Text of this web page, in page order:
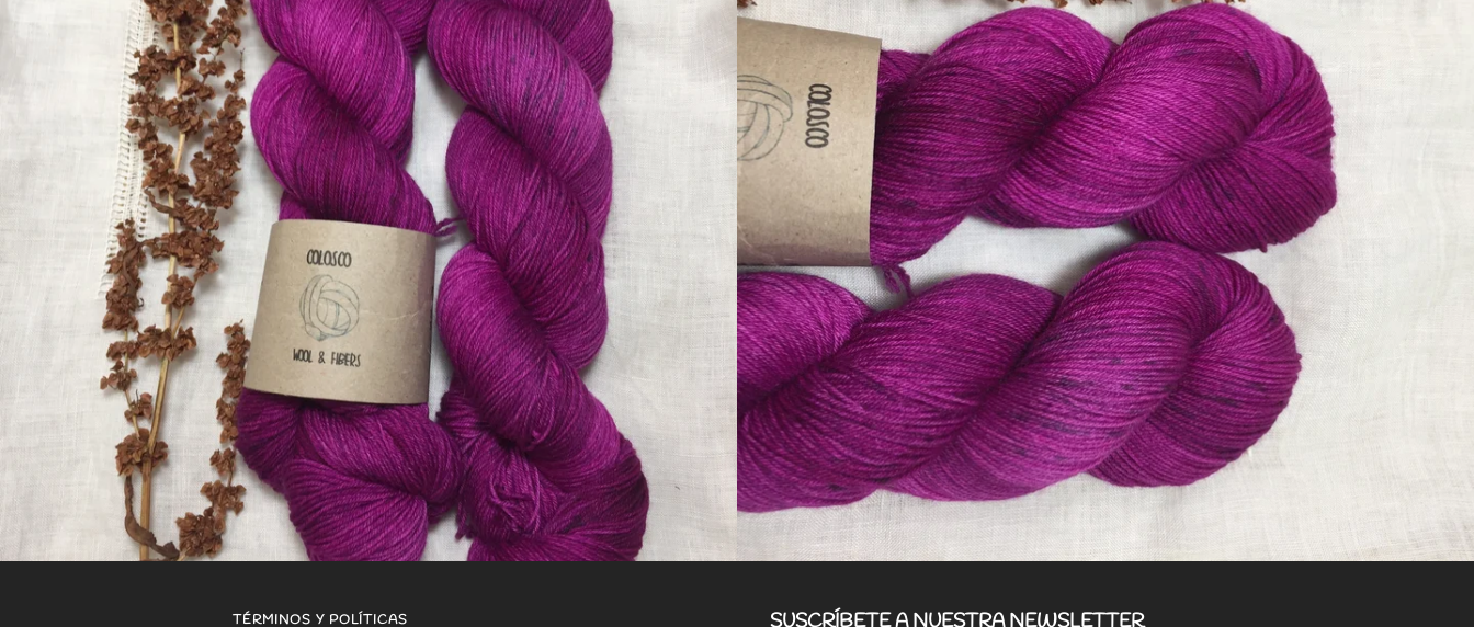
TÉRMINOS Y POLÍTICAS SUSCRÍBETE A NUESTRA NEWSLETTER